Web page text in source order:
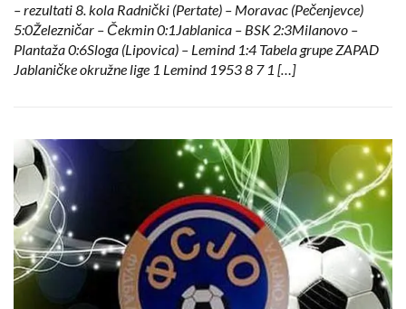
– rezultati 8. kola Radnički (Pertate) – Moravac (Pečenjevce)
5:0Železničar – Čekmin 0:1Jablanica – BSK 2:3Milanovo –
Plantaža 0:6Sloga (Lipovica) – Lemind 1:4 Tabela grupe ZAPAD
Jablaničke okružne lige 1 Lemind 1953 8 7 1 […]